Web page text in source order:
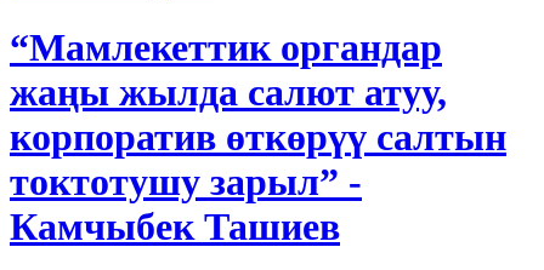
“Мамлекеттик органдар
жаңы жылда салют атуу,
корпоратив өткөрүү салтын
токтотушу зарыл” -
Камчыбек Ташиев